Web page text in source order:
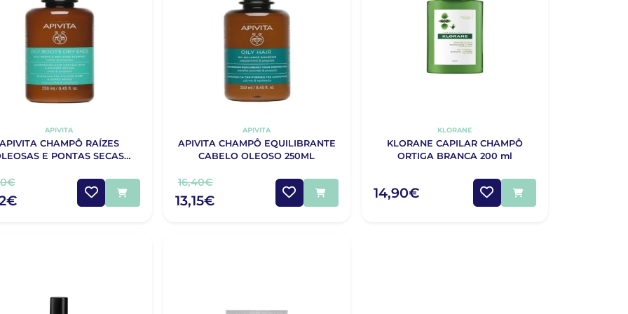
APIVITA
APIVITA CHAMPÔ RAÍZES
E PONTAS SECAS
APIVITA
APIVITA CHAMPÔ EQUILIBRANTE
CABELO OLEOSO 250ML
16,40€
13,15€
KLORANE
KLORANE CAPILAR CHAMPÔ
ORTIGA BRANCA 200 ml
14,90€